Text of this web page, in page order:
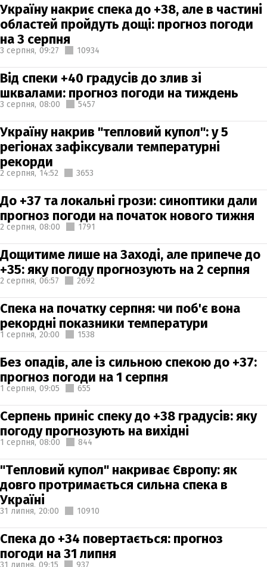
Україну накриє спека до +38, але в частині
областей пройдуть дощі: прогноз погоди
на 3 серпня
3 серпня, 09:27 10934
Від спеки +40 градусів до злив зі
шквалами: прогноз погоди на тиждень
3 серпня, 08:00 5457
Україну накрив "тепловий купол": у 5
регіонах зафіксували температурні
рекорди
2 серпня, 14:52 3653
До +37 та локальні грози: синоптики дали
прогноз погоди на початок нового тижня
2 серпня, 08:00 1791
Дощитиме лише на Заході, але припече до
+35: яку погоду прогнозують на 2 серпня
2 серпня, 06:57 2692
Спека на початку серпня: чи поб'є вона
рекордні показники температури
1 серпня, 20:00 1538
Без опадів, але із сильною спекою до +37:
прогноз погоди на 1 серпня
1 серпня, 09:05 655
Серпень приніс спеку до +38 градусів: яку
погоду прогнозують на вихідні
1 серпня, 08:00 844
"Тепловий купол" накриває Європу: як
довго протримається сильна спека в
Україні
31 липня, 20:00 10910
Спека до +34 повертається: прогноз
погоди на 31 липня
31 липня, 09:15 937